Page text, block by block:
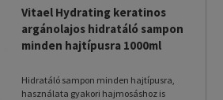
Vitael Hydrating keratinos
argánolajos hidratáló sampon
minden hajtípusra 1000ml
Hidratáló sampon minden hajtípusra,
használata gyakori hajmosáshoz is